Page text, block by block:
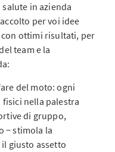
in azienda
per voi idee
ottimi risultati, per
team e la
del moto: ogni
nella palestra
di gruppo,
− stimola la
giusto assetto